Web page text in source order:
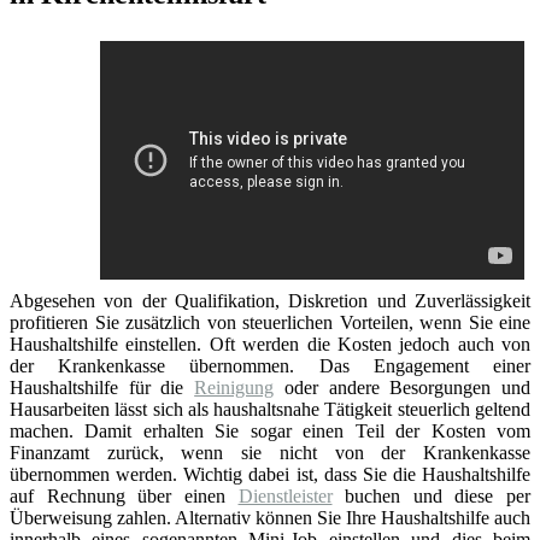
Abgesehen von der Qualifikation, Diskretion und Zuverlässigkeit
profitieren Sie zusätzlich von steuerlichen Vorteilen, wenn Sie eine
Haushaltshilfe einstellen. Oft werden die Kosten jedoch auch von
der Krankenkasse übernommen. Das Engagement einer
Haushaltshilfe für dieReinigung oder andere Besorgungen und
Hausarbeiten lässt sich als haushaltsnahe Tätigkeit steuerlich geltend
machen. Damit erhalten Sie sogar einen Teil der Kosten vom
Finanzamt zurück, wenn sie nicht von der Krankenkasse
übernommen werden. Wichtig dabei ist, dass Sie die Haushaltshilfe
auf Rechnung über einen Dienstleisterbuchen und diese per
Überweisung zahlen. Alternativ können Sie Ihre Haushaltshilfe auch